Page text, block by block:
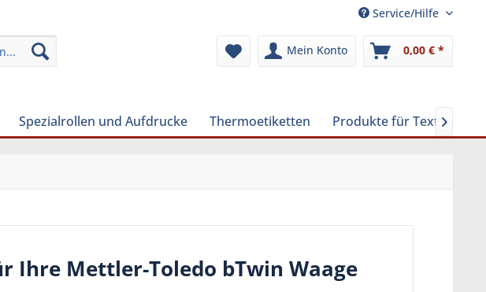
Service/Hilfe
Mein Konto 0,00 € *
Spezialrollen und Aufdrucke Thermoetiketten Produkte für 
Ihre Mettler-Toledo bTwin Waage